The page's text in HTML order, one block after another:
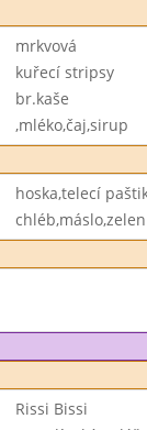
mrkvová
kuřecí stripsy
br.kaše
,mléko,čaj,sirup
hoska,telecí
Rissi Bissi